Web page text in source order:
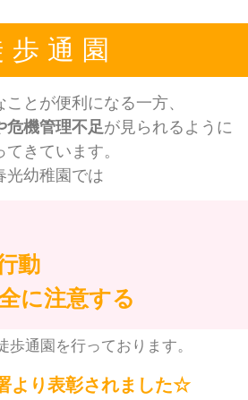
歩通園
とが便利になる一方、
危機管理不足が見られるように
てきています。
光幼稚園では
動
に注意する
歩通園を行っております。
より表彰されました☆